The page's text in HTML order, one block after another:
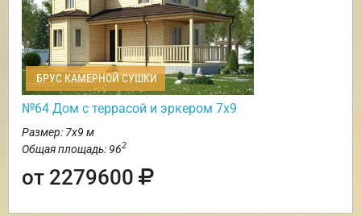
БРУС КАМЕРНОЙ СУШКИ
№64 Дом с террасой и эркером 7х9
Размер: 7х9 м
Общая площадь: 962
от 2279600